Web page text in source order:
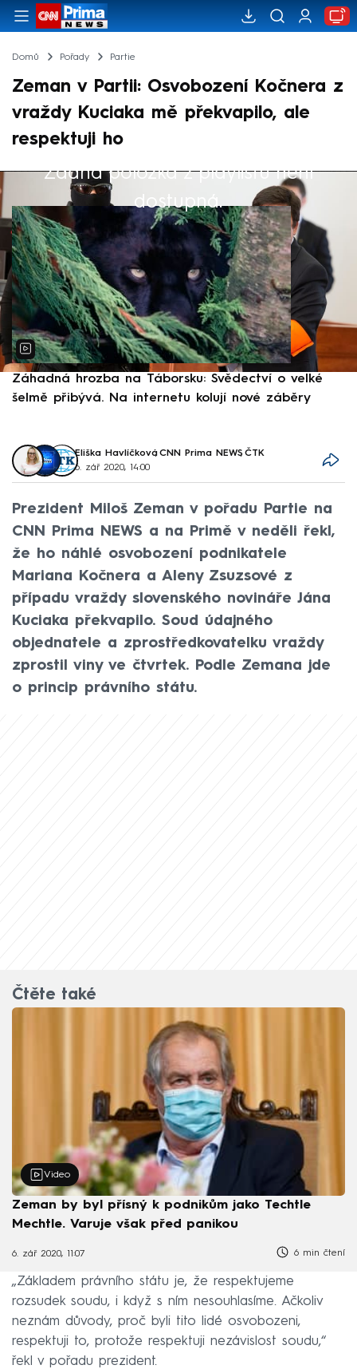
Domů Pořady Partie
Zeman v Partii: Osvobození Kočnera z
vraždy Kuciaka mě překvapilo, ale
respektuji ho
Žádná položka z playlistu není
dostupná.
Výběr redakce
Záhadná hrozba na Táborsku: Svědectví o velké
šelmě přibývá. Na internetu kolují nové záběry
Eliška Havlíčková,CNN Prima NEWS, ČTK
6. zář 2020, 14:00
Prezident Miloš Zeman v pořadu Partie na
CNN Prima NEWS a na Primě v neděli řekl,
že ho náhlé osvobození podnikatele
Mariana Kočnera a Aleny Zsuzsové z
případu vraždy slovenského novináře Jána
Kuciaka překvapilo. Soud údajného
objednatele a zprostředkovatelku vraždy
zprostil viny ve čtvrtek. Podle Zemana jde
o princip právního státu.
Čtěte také
Video
Zeman by byl přísný k podnikům jako Techtle
Mechtle. Varuje však před panikou
6. zář 2020, 11:07 6 min čtení
„Základem právního státu je, že respektujeme
rozsudek soudu, i když s ním nesouhlasíme. Ačkoliv
neznám důvody, proč byli tito lidé osvobozeni,
respektuji to, protože respektuji nezávislost soudu,“
řekl v pořadu prezident.